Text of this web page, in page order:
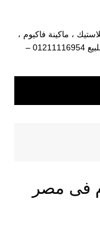
، ماكينة فاكيوم ،
ماكينة فاكيوم تغليف وسحب الهواء ، فاكيوم للبيع 01211116954 –
فى مصر